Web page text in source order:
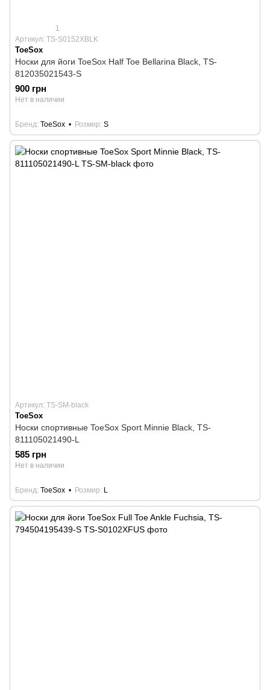
1
Артикул: TS-S0152XBLK
ToeSox
Носки для йоги ToeSox Half Toe Bellarina Black, TS-
812035021543-S
900 грн
Нет в наличии
Бренд ToeSox Розмир S
Артикул: TS-SM-black
ToeSox
Носки спортивные ToeSox Sport Minnie Black, TS-
811105021490-L
585 грн
Нет в наличии
Бренд ToeSox Розмир L